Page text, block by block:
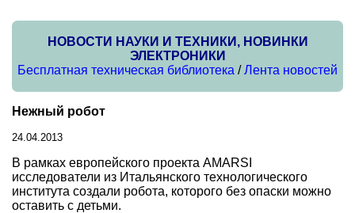
НОВОСТИ НАУКИ И ТЕХНИКИ, НОВИНКИ
ЭЛЕКТРОНИКИ
Бесплатная техническая библиотека /Лента новостей
Нежный робот
24.04.2013
В рамках европейского проекта AMARSI
исследователи из Итальянского технологического
института создали робота, которого без опаски можно
оставить с детьми.